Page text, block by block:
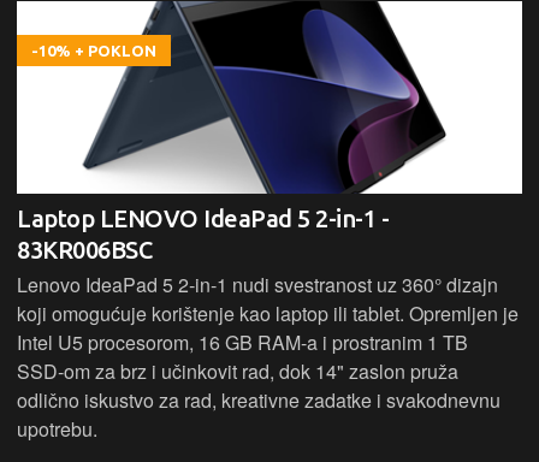
-10% + POKLON
Laptop LENOVO IdeaPad 5 2-in-1 -
83KR006BSC
Lenovo IdeaPad 5 2‑in‑1 nudi svestranost uz 360° dizajn
koji omogućuje korištenje kao laptop ili tablet. Opremljen je
Intel U5 procesorom, 16 GB RAM-a i prostranim 1 TB
SSD‑om za brz i učinkovit rad, dok 14" zaslon pruža
odlično iskustvo za rad, kreativne zadatke i svakodnevnu
upotrebu.